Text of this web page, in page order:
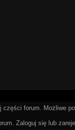
części forum. Możliwe
Zaloguj się lub